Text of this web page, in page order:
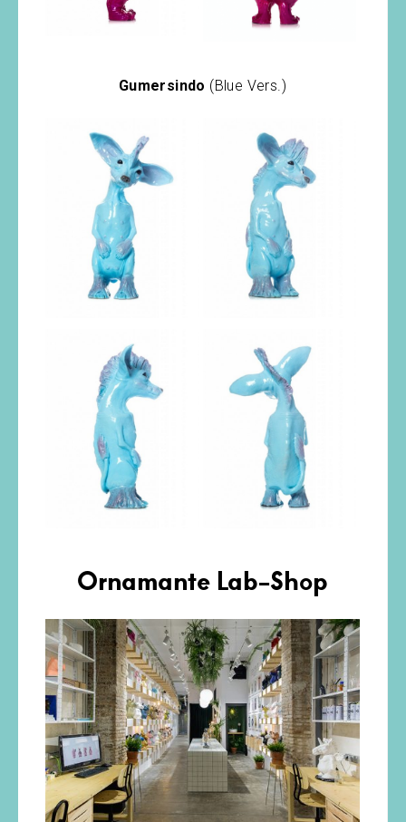
Gumersindo (Blue Vers.)
Ornamante Lab-Shop